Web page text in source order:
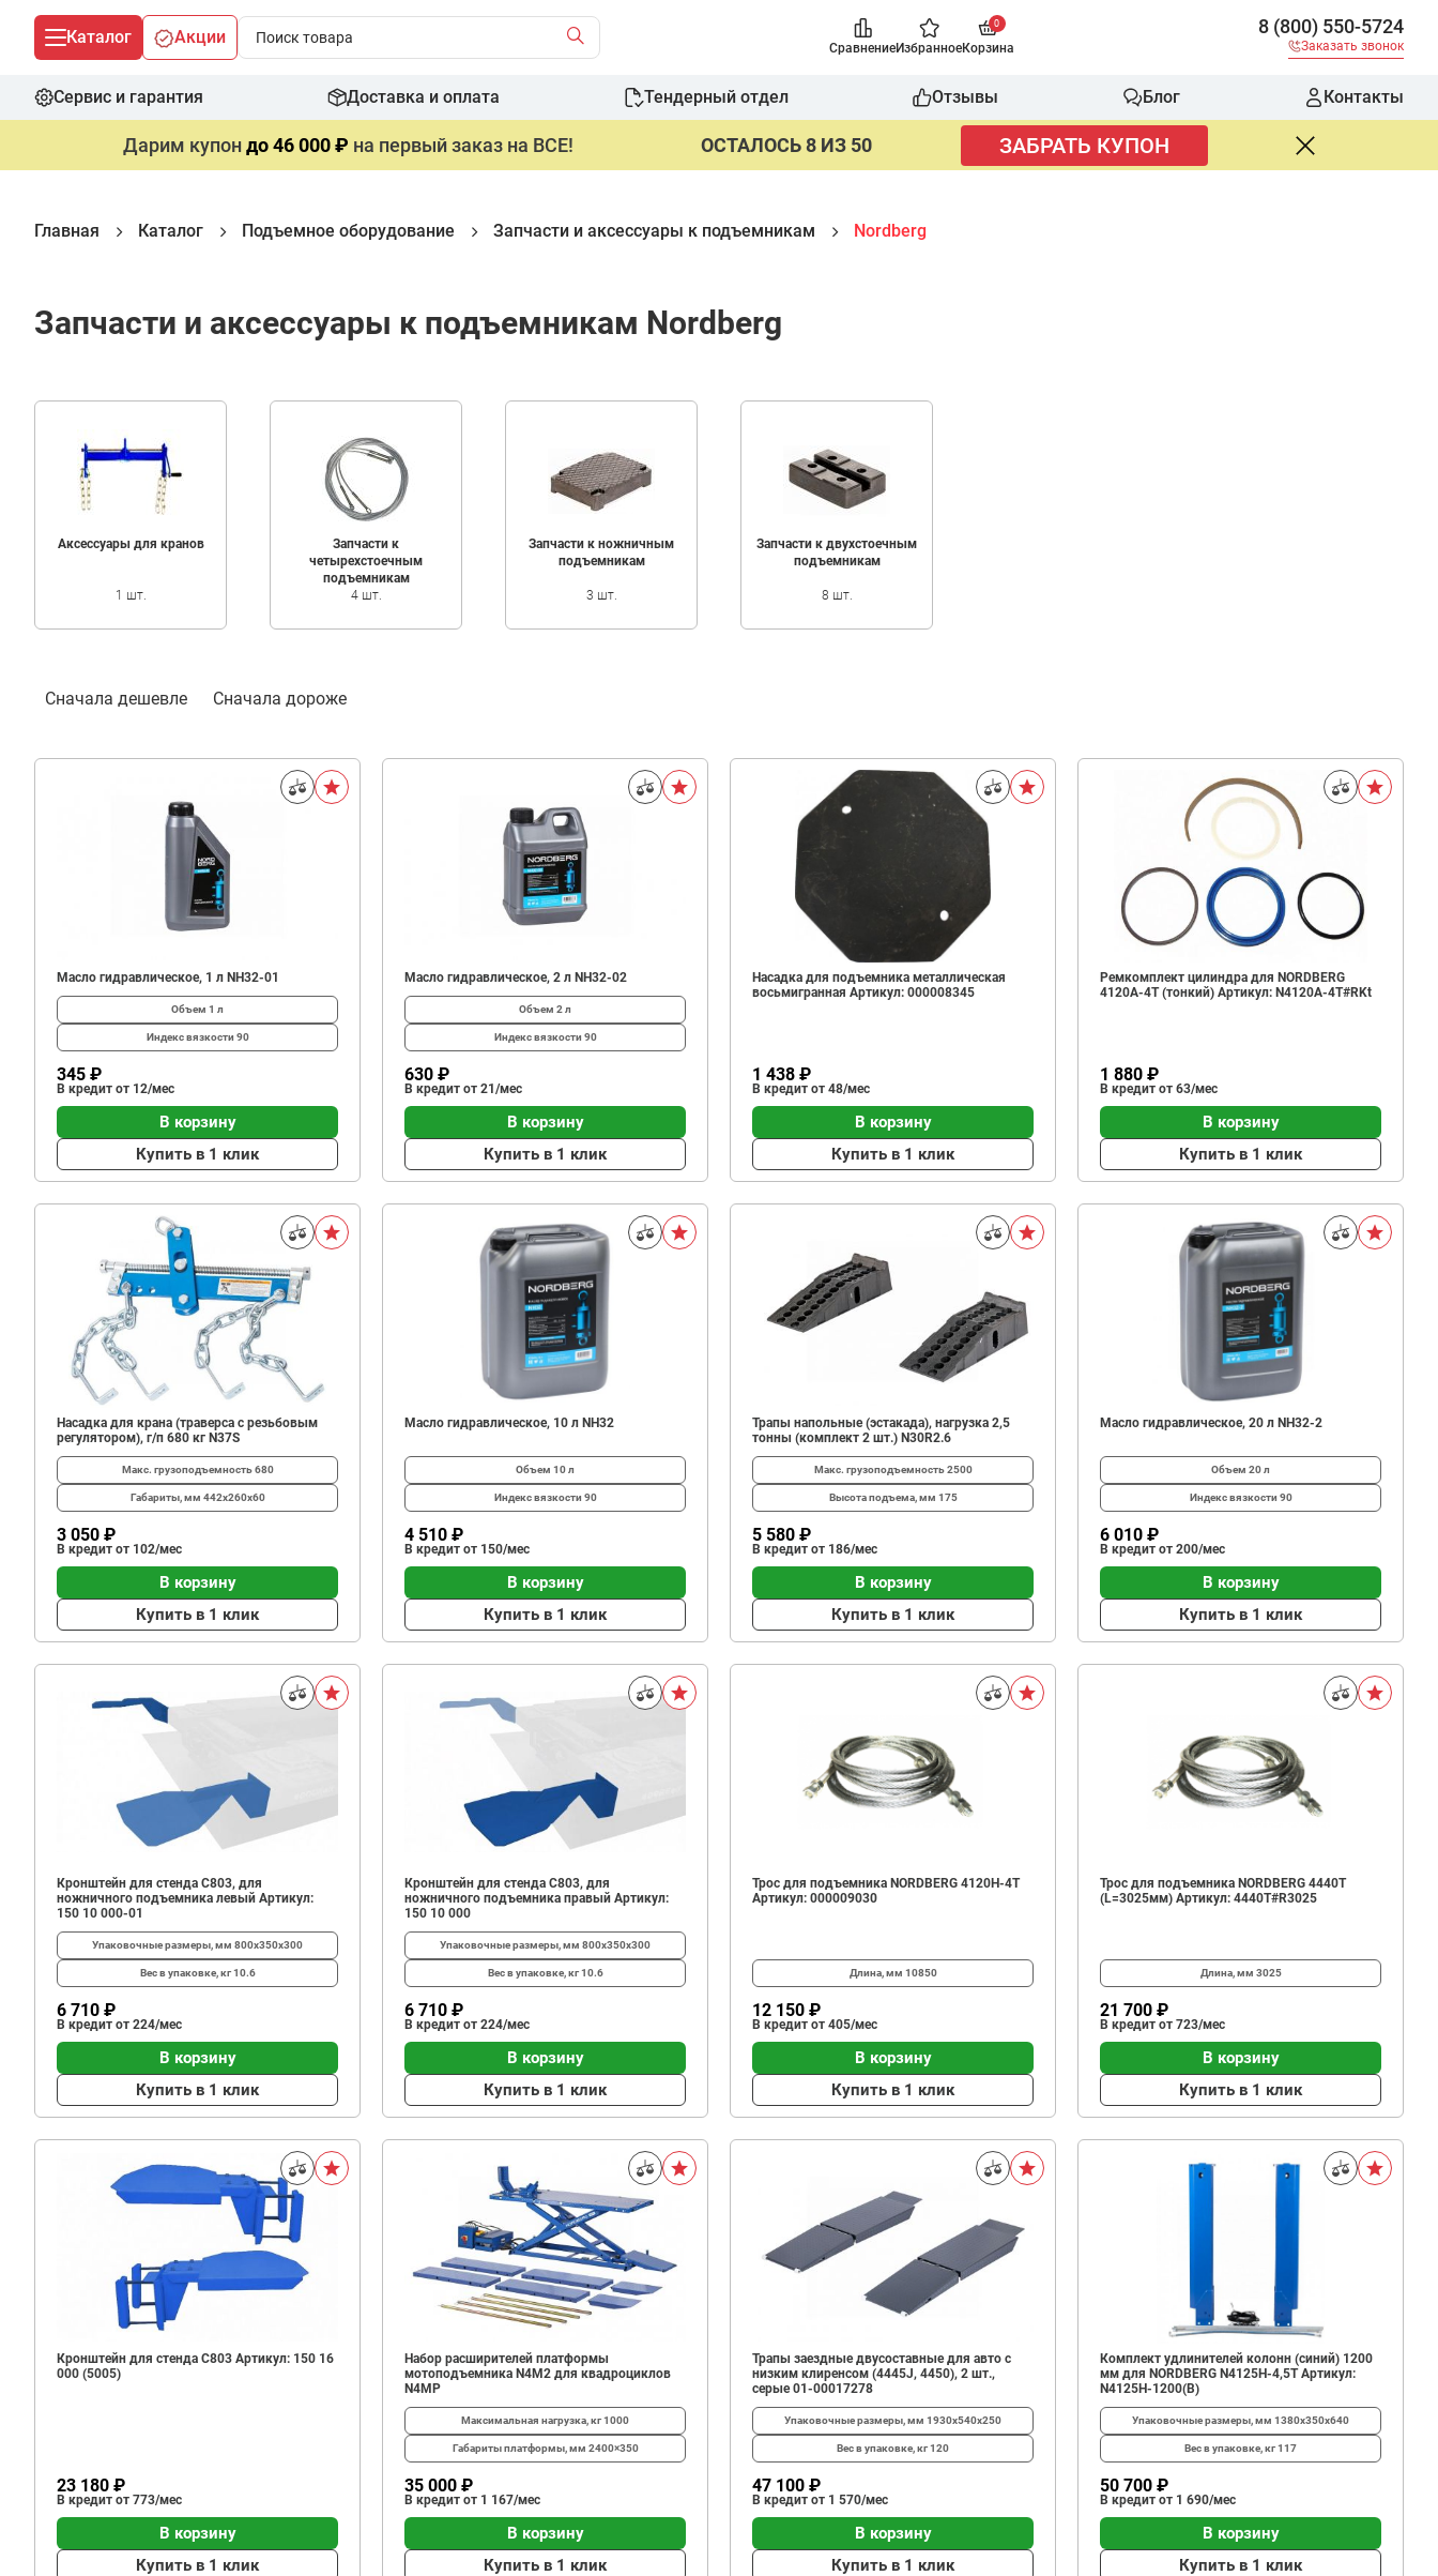
Каталог Акции
СравнениеИзбранное
0
Корзина
8 (800) 550-5724
Заказать звонок
Сервис и гарантия Доставка и оплата Тендерный отдел Отзывы Блог Контакты
Дарим купондо 46 000 ₽ на первый заказ на ВСЕ! ОСТАЛОСЬ 8 ИЗ 50 ЗАБРАТЬ КУПОН
Главная Каталог Подъемное оборудование Запчасти и аксессуары к подъемникам Nordberg
Запчасти и аксессуары к подъемникам Nordberg
Аксессуары для кранов
1 шт.
Запчасти к
четырехстоечным
подъемникам
4 шт.
Запчасти к ножничным
подъемникам
3 шт.
Запчасти к двухстоечным
подъемникам
8 шт.
Сначала дешевле Сначала дороже
Фильтр
Масло гидравлическое, 1 л NH32-01
Объем 1 л
Индекс вязкости 90
345 ₽
В кредит от 12/мес
В корзину
Купить в 1 клик
Масло гидравлическое, 2 л NH32-02
Объем 2 л
Индекс вязкости 90
630 ₽
В кредит от 21/мес
В корзину
Купить в 1 клик
Насадка для подъемника металлическая
восьмигранная Артикул: 000008345
1 438 ₽
В кредит от 48/мес
В корзину
Купить в 1 клик
Ремкомплект цилиндра для NORDBERG
4120A-4T (тонкий) Артикул: N4120A-4T#RKt
1 880 ₽
В кредит от 63/мес
В корзину
Купить в 1 клик
Насадка для крана (траверса с резьбовым
регулятором), г/п 680 кг N37S
Макс. грузоподъемность680
Габариты, мм 442х260х60
3 050 ₽
В кредит от 102/мес
В корзину
Купить в 1 клик
Масло гидравлическое, 10 л NH32
Объем 10 л
Индекс вязкости 90
4 510 ₽
В кредит от 150/мес
В корзину
Купить в 1 клик
Трапы напольные (эстакада), нагрузка 2,5
тонны (комплект 2 шт.) N30R2.6
Макс. грузоподъемность2500
Высота подъема, мм 175
5 580 ₽
В кредит от 186/мес
В корзину
Купить в 1 клик
Масло гидравлическое, 20 л NH32-2
Объем 20 л
Индекс вязкости 90
6 010 ₽
В кредит от 200/мес
В корзину
Купить в 1 клик
Кронштейн для стенда C803, для
ножничного подъемника левый Артикул:
150 10 000-01
Упаковочные размеры, мм 800x350x300
Вес в упаковке, кг10.6
6 710 ₽
В кредит от 224/мес
В корзину
Купить в 1 клик
Кронштейн для стенда C803, для
ножничного подъемника правый Артикул:
150 10 000
Упаковочные размеры, мм 800х350х300
Вес в упаковке, кг10.6
6 710 ₽
В кредит от 224/мес
В корзину
Купить в 1 клик
Трос для подъемника NORDBERG 4120H-4T
Артикул: 000009030
Длина, мм 10850
12 150 ₽
В кредит от 405/мес
В корзину
Купить в 1 клик
Трос для подъемника NORDBERG 4440T
(L=3025мм) Артикул: 4440T#R3025
Длина, мм 3025
21 700 ₽
В кредит от 723/мес
В корзину
Купить в 1 клик
Кронштейн для стенда C803 Артикул: 150 16
000 (5005)
23 180 ₽
В кредит от 773/мес
В корзину
Купить в 1 клик
Набор расширителей платформы
мотоподъемника N4M2 для квадроциклов
N4MP
Максимальная нагрузка, кг1000
Габариты платформы, мм 2400×350
35 000 ₽
В кредит от 1 167/мес
В корзину
Купить в 1 клик
Трапы заездные двусоставные для авто с
низким клиренсом (4445J, 4450), 2 шт.,
серые 01-00017278
Упаковочные размеры, мм 1930х540х250
Вес в упаковке, кг120
47 100 ₽
В кредит от 1 570/мес
В корзину
Купить в 1 клик
Комплект удлинителей колонн (синий) 1200
мм для NORDBERG N4125H-4,5T Артикул:
N4125H-1200(B)
Упаковочные размеры, мм 1380x350x640
Вес в упаковке, кг117
50 700 ₽
В кредит от 1 690/мес
В корзину
Купить в 1 клик